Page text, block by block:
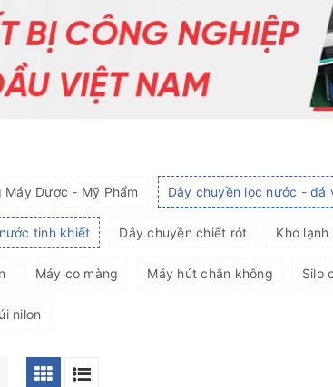
Máy Dược - Mỹ Phẩm Dây chuyền lọc nước - đá
tinh khiết Dây chuyền chiết rót Kho
Máy co màng Máy hút chân không Silo
nilon